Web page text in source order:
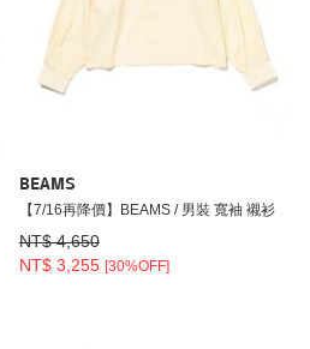
BEAMS
【7/16再降價】BEAMS / 男裝 寬袖 襯衫
NT$ 4,650
NT$ 3,255 [30%OFF]